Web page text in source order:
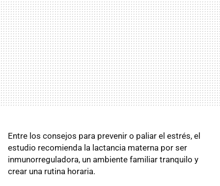
Entre los consejos para prevenir o paliar el estrés, el
estudio recomienda la lactancia materna por ser
inmunorreguladora, un ambiente familiar tranquilo y
crear una rutina horaria.